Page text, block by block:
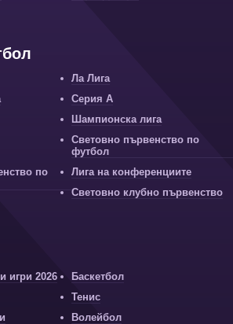
Ла Лига
Серия А
Шампионска лига
Световно първенство по
футбол
по
Лига на конференциите
Световно клубно първенство
игри 2026
Баскетбол
Тенис
Волейбол